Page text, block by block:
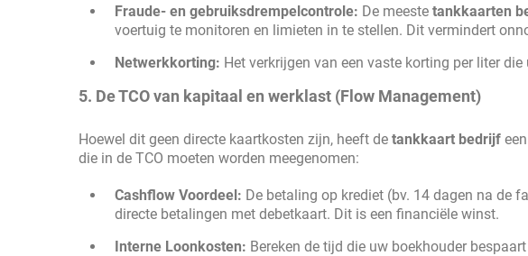
Fraude- en gebruiksdrempelcontrole: De meeste tankkaarten
voertuig te monitoren en limieten in te stellen. Dit vermindert
Netwerkkorting: Het verkrijgen van een vaste korting per liter
5. De TCO van kapitaal en werklast (Flow Management)
Hoewel dit geen directe kaartkosten zijn, heeft de tankkaart bedrijf
die in de TCO moeten worden meegenomen:
Cashflow Voordeel: De betaling op krediet (bv. 14 dagen na de
directe betalingen met debetkaart. Dit is een financiële winst.
Interne Loonkosten: Bereken de tijd die uw boekhouder